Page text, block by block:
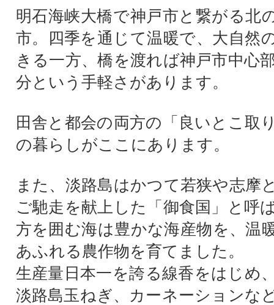
明石海峡大橋で神戸市と繋がる北
市。四季を通じて温暖で、大自然
きる一方、橋を渡れば神戸市中心
分という手軽さがあります。
田舎と都会の両方の「良いとこ取
の暮らしがここにあります。
また、淡路島はかつて若狭や志摩
ご馳走を献上した「御食国」と呼
方を囲む海は豊かな海産物を、温
あふれる農作物を育てました。
生産量日本一を誇る線香をはじめ
淡路島玉ねぎ、カーネーションな